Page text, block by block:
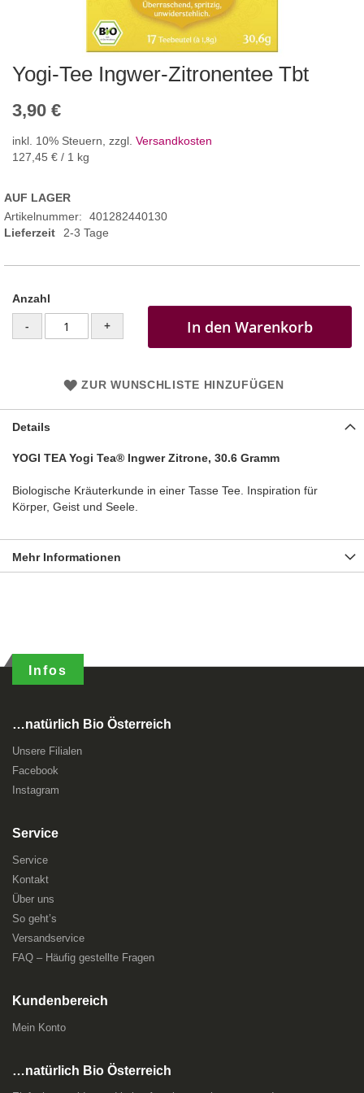
Yogi-Tee Ingwer-Zitronentee Tbt
3,90 €
inkl. 10% Steuern, zzgl. Versandkosten
127,45 € / 1 kg
AUF LAGER
Artikelnummer
401282440130
Lieferzeit
2-3 Tage
Anzahl
- + In den Warenkorb
ZUR WUNSCHLISTE HINZUFÜGEN
Details
YOGI TEA Yogi Tea® Ingwer Zitrone, 30.6 Gramm
Biologische Kräuterkunde in einer Tasse Tee. Inspiration für
Körper, Geist und Seele.
Mehr Informationen
Infos
…natürlich Bio Österreich
Unsere Filialen
Facebook
Instagram
Service
Service
Kontakt
Über uns
So geht’s
Versandservice
FAQ – Häufig gestellte Fragen
Kundenbereich
Mein Konto
…natürlich Bio Österreich